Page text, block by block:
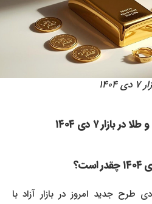
۷ دی ۱۴۰۴
جدید امروز در بازار آزاد با